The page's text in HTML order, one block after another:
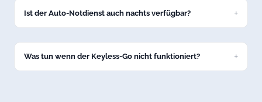
viele weitere.
Ist der Auto-Notdienst auch nachts verfügbar?
auch nachts und an Feiertagen.
Was tun wenn der Keyless-Go nicht funktioniert?